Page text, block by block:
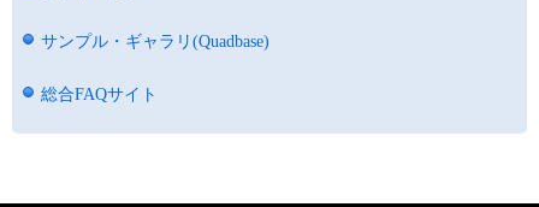
サンプル・ギャラリ(Quadbase)
総合FAQサイト